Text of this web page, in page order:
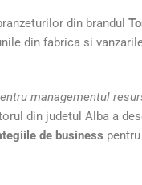
din brandul
din fabrica si
managementul
din judetul Alba a
de business